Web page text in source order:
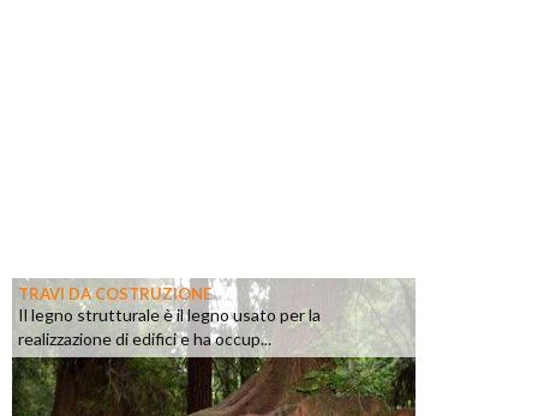
TRAVI DA COSTRUZIONE
Il legno strutturale è il legno usato per la
realizzazione di edifici e ha occup...